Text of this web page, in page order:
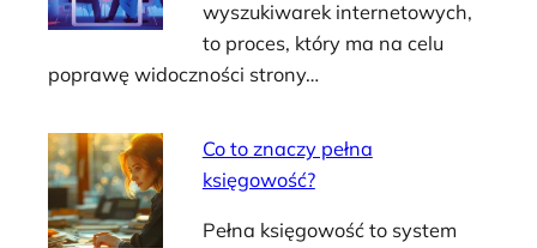
wyszukiwarek internetowych,
to proces, który ma na celu
poprawę widoczności strony…
Co to znaczy pełna
księgowość?
Pełna księgowość to system